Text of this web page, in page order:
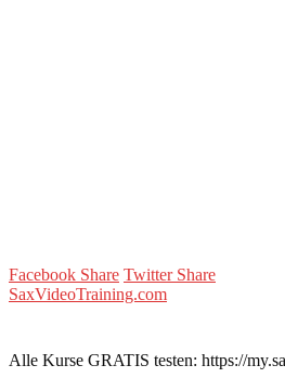
Facebook Share Twitter Share
SaxVideoTraining.com
Alle Kurse GRATIS testen: https://